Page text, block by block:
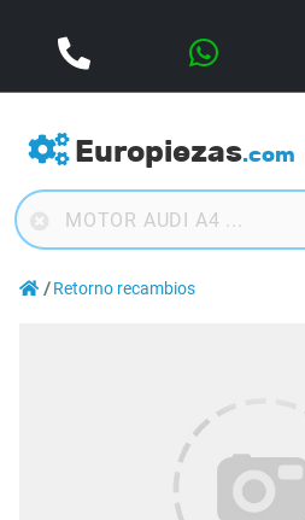
Europiezas.com
Retorno recambios